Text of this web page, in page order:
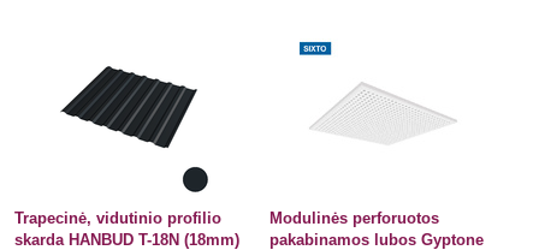
Trapecinė, vidutinio profilio
skarda HANBUD T-18N (18mm)
Modulinės perforuotos
pakabinamos lubos Gyptone